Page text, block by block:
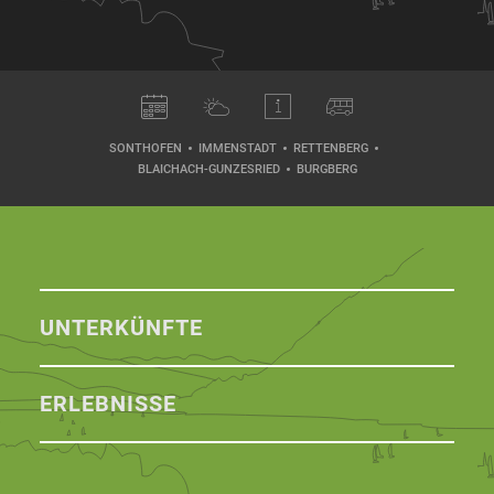
SONTHOFEN IMMENSTADT
RETTENBERG
BLAICHACH-GUNZESRIED
BURGBERG
UNTERKÜNFTE
ERLEBNISSE